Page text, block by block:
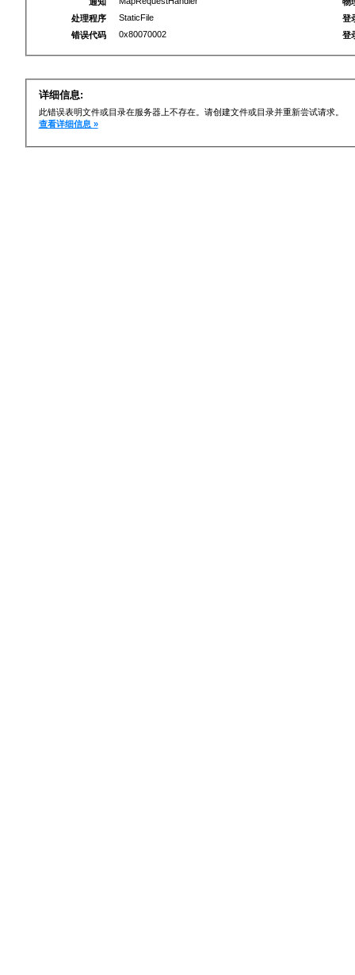
处理程序
StaticFile
错误代码
0x80070002
登
登
详细信息:
此错误表明文件或目录在服务器上不存在。请创建文件或目录并重新尝试请求。
查看详细信息 »